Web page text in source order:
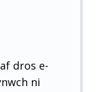
dros e-
ni